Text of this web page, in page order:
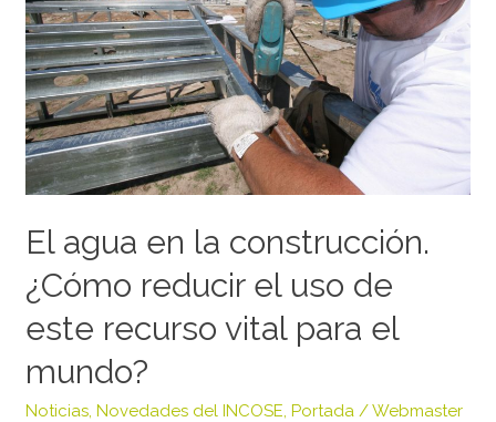
El agua en la construcción.
¿Cómo reducir el uso de
este recurso vital para el
mundo?
Noticias ,Novedades del INCOSE ,Portada /Webmaster
construcción.
¿Cómo
reducir
el
uso
de
este
recurso
vital
para
el